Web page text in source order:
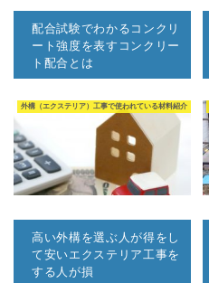
配合試験でわかるコンクリ
ート強度を表すコンクリー
ト配合とは
外構（エクステリア）工事で使われている材料紹介
高い外構を選ぶ人が得をし
て安いエクステリア工事を
する人が損